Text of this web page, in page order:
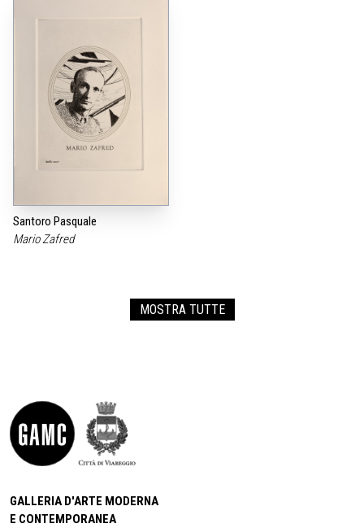
Santoro Pasquale
Mario Zafred
MOSTRA TUTTE
GALLERIA D'ARTE MODERNA
E CONTEMPORANEA